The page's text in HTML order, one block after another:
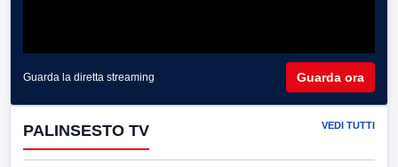
Guarda la diretta streaming Guarda ora
PALINSESTO TV VEDI TUTTI